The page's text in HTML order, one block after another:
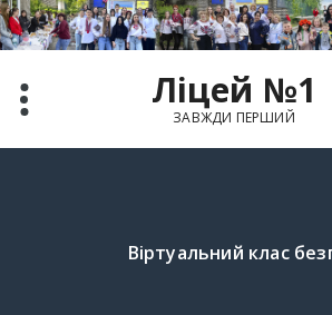
Ліцей №1
ЗАВЖДИ ПЕРШИЙ
Віртуальний клас